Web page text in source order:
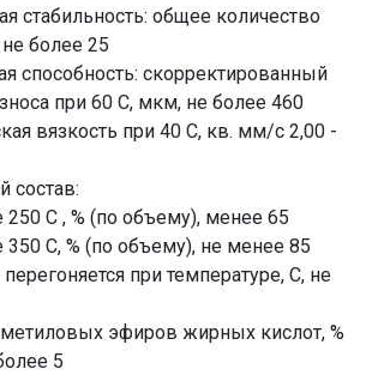
стабильность: общее количество
более 25
способность: скорректированный
при 60 С, мкм, не более 460
вязкость при 40 С, кв. мм/с 2,00 -
состав:
250 С , % (по объему), менее 65
350 С, % (по объему), не менее 85
при температуре, С, не
эфиров жирных кислот, %
5